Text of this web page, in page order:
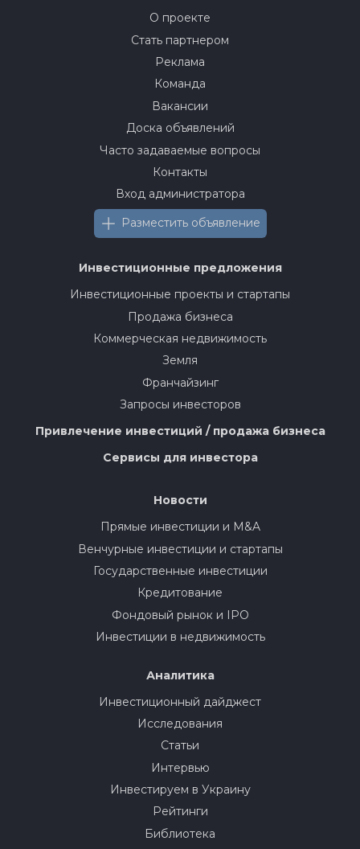
О проекте
Стать партнером
Реклама
Команда
Вакансии
Доска объявлений
Часто задаваемые вопросы
Контакты
Вход администратора
Разместить объявление
Инвестиционные предложения
Инвестиционные проекты и стартапы
Продажа бизнеса
Коммерческая недвижимость
Земля
Франчайзинг
Запросы инвесторов
Привлечение инвестиций / продажа бизнеса
Сервисы для инвестора
Новости
Прямые инвестиции и M&A
Венчурные инвестиции и стартапы
Государственные инвестиции
Кредитование
Фондовый рынок и IPO
Инвестиции в недвижимость
Аналитика
Инвестиционный дайджест
Исследования
Статьи
Интервью
Инвестируем в Украину
Рейтинги
Библиотека